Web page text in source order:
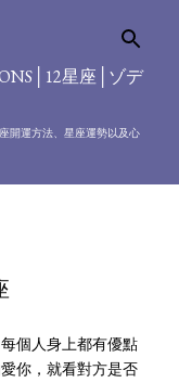
星座│ゾデ
開運方法、星座運勢以及心
個人身上都有優點
你，就看對方是否